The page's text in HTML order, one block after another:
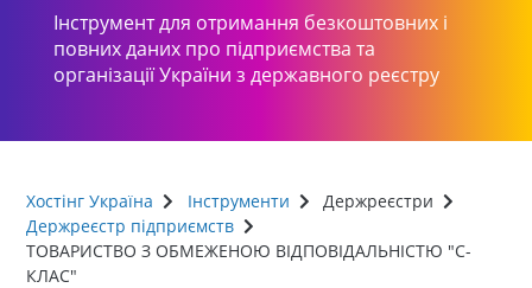
Інструмент для отримання безкоштовних і
повних даних про підприємства та
організації України з державного реєстру
Хостінг Україна Інструменти
Держреєстри
Держреєстр підприємств
ТОВАРИСТВО З ОБМЕЖЕНОЮ ВІДПОВІДАЛЬНІСТЮ "С-
КЛАС"